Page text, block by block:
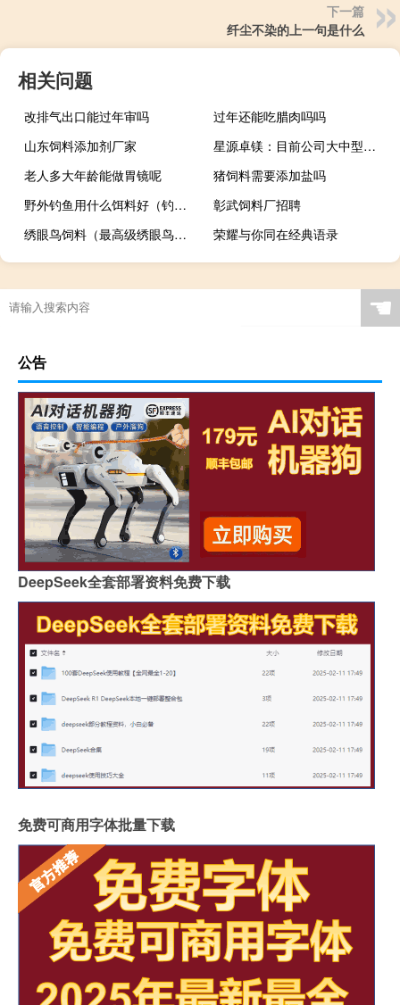
下一篇
纤尘不染的上一句是什么
相关问题
改排气出口能过年审吗
过年还能吃腊肉吗吗
山东饲料添加剂厂家
星源卓镁：目前公司大中型产品占比逐年上升
老人多大年龄能做胃镜呢
猪饲料需要添加盐吗
野外钓鱼用什么饵料好（钓鱼饵料推荐）
彰武饲料厂招聘
绣眼鸟饲料（最高级绣眼鸟食配方）
荣耀与你同在经典语录
☚
公告
DeepSeek全套部署资料免费下载
免费可商用字体批量下载